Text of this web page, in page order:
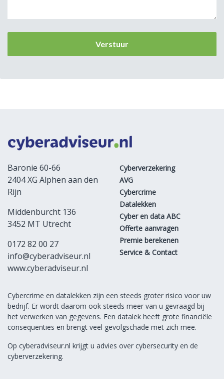
Baronie 60-66
2404 XG Alphen aan den
Rijn
Middenburcht 136
3452 MT Utrecht
0172 82 00 27
info@cyberadviseur.nl
www.cyberadviseur.nl
Cyberverzekering
AVG
Cybercrime
Datalekken
Cyber en data ABC
Offerte aanvragen
Premie berekenen
Service & Contact
Cybercrime en datalekken zijn een steeds groter risico voor uw
bedrijf. Er wordt daarom ook steeds meer van u gevraagd bij
het verwerken van gegevens. Een datalek heeft grote financiële
consequenties en brengt veel gevolgschade met zich mee.
Op cyberadviseur.nl krijgt u advies over cybersecurity en de
cyberverzekering.